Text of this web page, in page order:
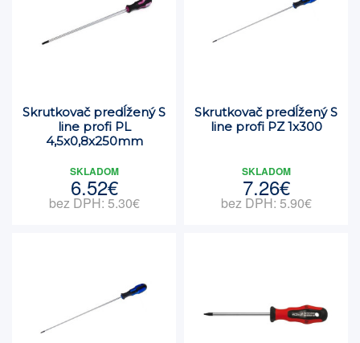
Skrutkovač predĺžený S
line profi PL
4,5x0,8x250mm
SKLADOM
6.52€
bez DPH: 5.30€
Skrutkovač predĺžený S
line profi PZ 1x300
SKLADOM
7.26€
bez DPH: 5.90€